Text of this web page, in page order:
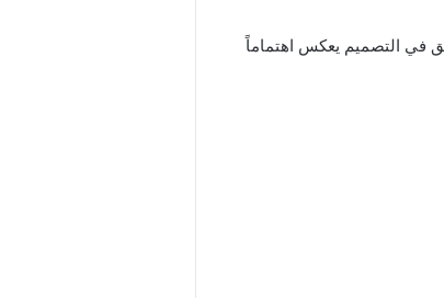
في التصميم يعكس اهتماماً